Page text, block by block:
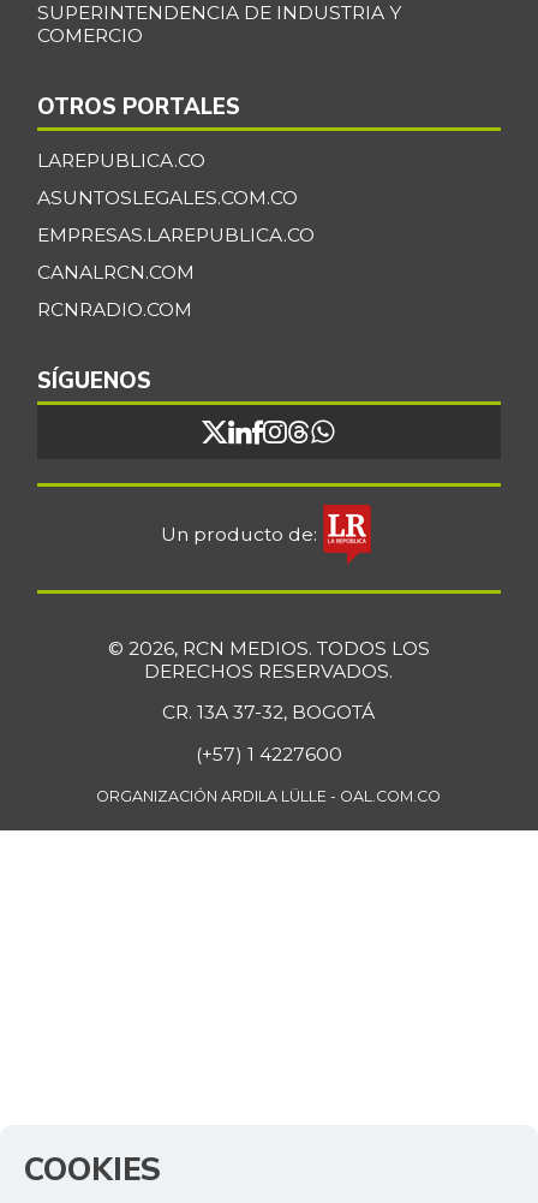
SUPERINTENDENCIA DE INDUSTRIA Y
COMERCIO
OTROS PORTALES
LAREPUBLICA.CO
ASUNTOSLEGALES.COM.CO
EMPRESAS.LAREPUBLICA.CO
CANALRCN.COM
RCNRADIO.COM
SÍGUENOS
Un producto de:
© 2026, RCN MEDIOS. TODOS LOS
DERECHOS RESERVADOS.
CR. 13A 37-32, BOGOTÁ
(+57) 1 4227600
ORGANIZACIÓN ARDILA LÜLLE - OAL.COM.CO
COOKIES